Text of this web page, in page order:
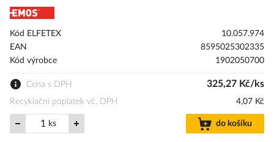
s
Kód ELFETEX
10.057.974
EAN
8595025302335
Kód výrobce
1902050700
Cena s DPH 325,27 Kč/ks
Recyklační poplatek vč. DPH 4,07 Kč
ks do košíku